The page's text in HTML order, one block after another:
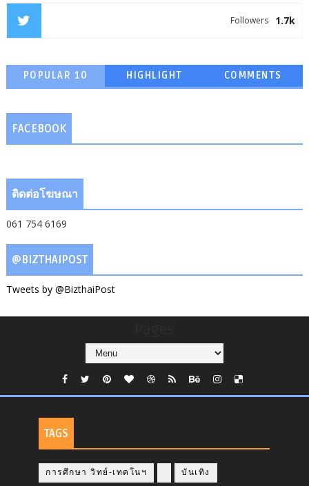
1.7k
Followers
POPULAR 10 HIGHLIGHT COMMENTS
FACEBOOK
ติดต่อโฆษณา
061 754 6169
@BIZTHAIPOST
Tweets by @BizthaiPost
TAGS
การศึกษา วิทย์-เทคโนฯ บันเทิง